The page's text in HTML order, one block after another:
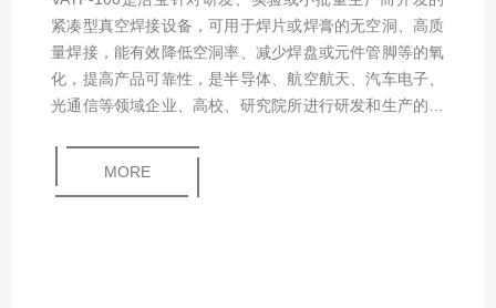
紧凑型真空焊接设备，可用于焊片或焊膏的无空洞、高质
量焊接，能有效降低空洞率、减少焊盘或元件管脚等的氧
化，提高产品可靠性，是半导体、航空航天、汽车电子、
光通信等领域企业、高校、研究院所进行研发和生产的理
电子、航天航空、材料试验等领域的芯片与基板、基板与
散热板、管壳与盖板等的焊接，如IGBT模块、微机电系统
MORE